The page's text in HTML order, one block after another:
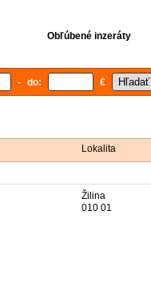
Obľúbené inzeráty
- do: €
Lokalita
Žilina
010 01